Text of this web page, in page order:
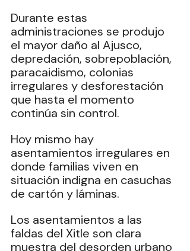
Durante estas
administraciones se produjo
el mayor daño al Ajusco,
depredación, sobrepoblación,
paracaidismo, colonias
irregulares y desforestación
que hasta el momento
continúa sin control.
Hoy mismo hay
asentamientos irregulares en
donde familias viven en
situación indigna en casuchas
de cartón y láminas.
Los asentamientos a las
faldas del Xitle son clara
muestra del desorden urbano